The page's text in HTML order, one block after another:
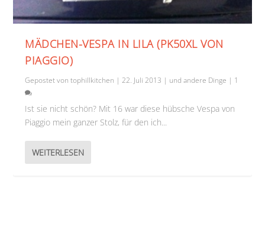
MÄDCHEN-VESPA IN LILA (PK50XL VON
PIAGGIO)
Gepostet vontophillkitchen |22. Juli 2013 | und andere Dinge | 1
Ist sie nicht schön? Mit 16 war diese hübsche Vespa von
Piaggio mein ganzer Stolz, für den ich...
WEITERLESEN